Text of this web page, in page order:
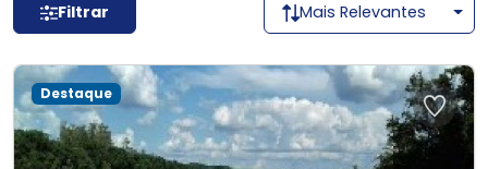
Filtrar Mais Relevantes
Destaque